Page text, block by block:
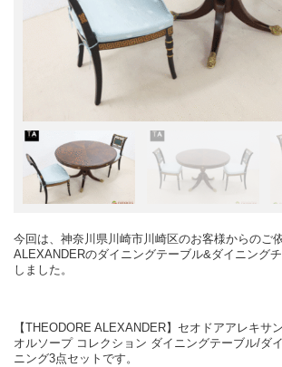
今回は、神奈川県川崎市川崎区のお客様からのご
ALEXANDERのダイニングテーブル&ダイニング
しました。
【THEODORE ALEXANDER】セオドアアレキサ
オルソープ コレクション ダイニングテーブル/ダ
ニング3点セットです。